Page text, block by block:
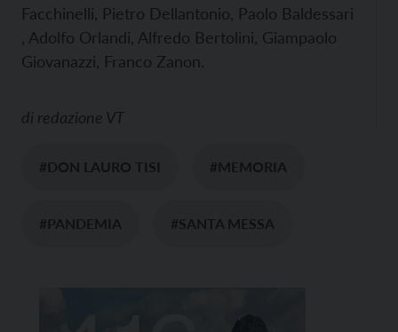
Facchinelli, Pietro Dellantonio, Paolo Baldessari
, Adolfo Orlandi, Alfredo Bertolini, Giampaolo
Giovanazzi, Franco Zanon.
di redazione VT
#DON LAURO TISI #MEMORIA
#PANDEMIA #SANTA MESSA